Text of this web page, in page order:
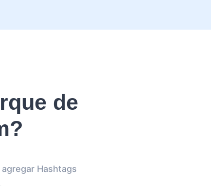
de
Hashtags